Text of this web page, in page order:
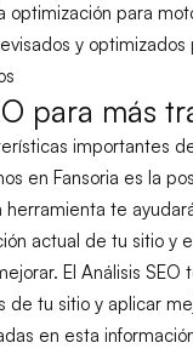
optimización para
y
para más
importantes
en Fansoria es la
herramienta te
actual de tu sitio y
El Análisis
de tu sitio y aplicar
en esta